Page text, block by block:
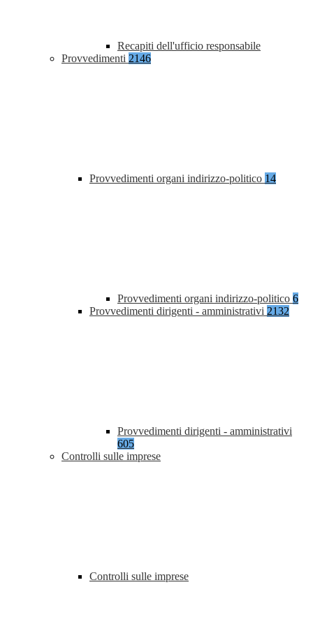
Recapiti dell'ufficio responsabile
Provvedimenti 2146
Provvedimenti organi indirizzo-politico 14
Provvedimenti organi indirizzo-politico 6
Provvedimenti dirigenti - amministrativi 2132
Provvedimenti dirigenti - amministrativi
605
Controlli sulle imprese
Controlli sulle imprese